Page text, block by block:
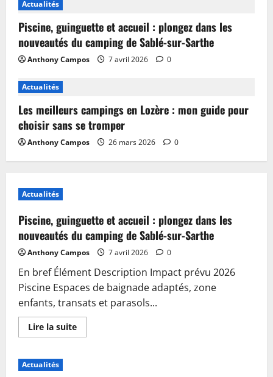
Actualités
Piscine, guinguette et accueil : plongez dans les
nouveautés du camping de Sablé-sur-Sarthe
Anthony Campos 7 avril 2026 0
Actualités
Les meilleurs campings en Lozère : mon guide pour
choisir sans se tromper
Anthony Campos 26 mars 2026 0
Actualités
Piscine, guinguette et accueil : plongez dans les
nouveautés du camping de Sablé-sur-Sarthe
Anthony Campos 7 avril 2026 0
En bref Élément Description Impact prévu 2026
Piscine Espaces de baignade adaptés, zone
enfants, transats et parasols...
Lire la suiteEn
savoir
Actualités